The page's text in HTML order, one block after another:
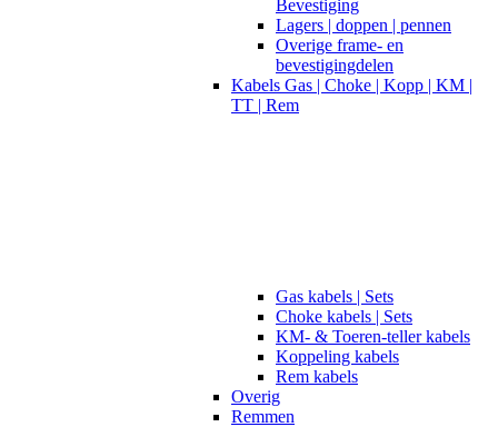
Bevestiging
Lagers | doppen | pennen
Overige frame- en
bevestigingdelen
Kabels Gas | Choke | Kopp | KM |
TT | Rem
Gas kabels | Sets
Choke kabels | Sets
KM- & Toeren-teller kabels
Koppeling kabels
Rem kabels
Overig
Remmen